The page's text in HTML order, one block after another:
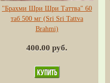
"Брахми Шри Шри Таттва" 60
таб 500 мг (Sri Sri Tattva
Brahmi)
400.00 руб.